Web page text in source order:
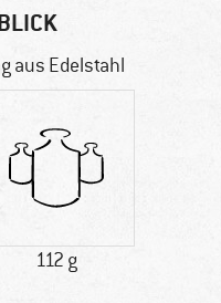
aus Edelstahl
112 g